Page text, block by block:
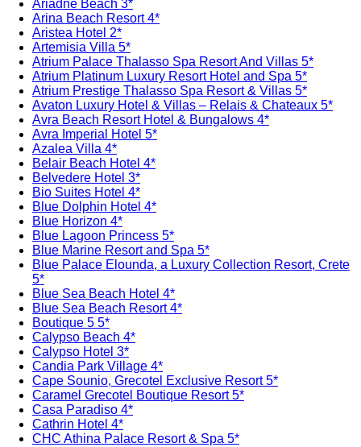
Ariadne Beach 3*
Arina Beach Resort 4*
Aristea Hotel 2*
Artemisia Villa 5*
Atrium Palace Thalasso Spa Resort And Villas 5*
Atrium Platinum Luxury Resort Hotel and Spa 5*
Atrium Prestige Thalasso Spa Resort & Villas 5*
Avaton Luxury Hotel & Villas – Relais & Chateaux 5*
Avra Beach Resort Hotel & Bungalows 4*
Avra Imperial Hotel 5*
Azalea Villa 4*
Belair Beach Hotel 4*
Belvedere Hotel 3*
Bio Suites Hotel 4*
Blue Dolphin Hotel 4*
Blue Horizon 4*
Blue Lagoon Princess 5*
Blue Marine Resort and Spa 5*
Blue Palace Elounda, a Luxury Collection Resort, Crete
5*
Blue Sea Beach Hotel 4*
Blue Sea Beach Resort 4*
Boutique 5 5*
Calypso Beach 4*
Calypso Hotel 3*
Candia Park Village 4*
Cape Sounio, Grecotel Exclusive Resort 5*
Caramel Grecotel Boutique Resort 5*
Casa Paradiso 4*
Cathrin Hotel 4*
CHC Athina Palace Resort & Spa 5*